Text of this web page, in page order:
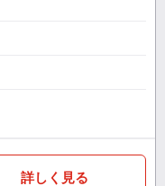
詳しく見る